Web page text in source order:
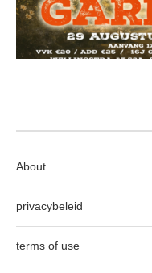
About
privacybeleid
terms of use